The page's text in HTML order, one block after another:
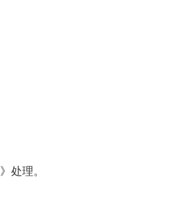
处理。